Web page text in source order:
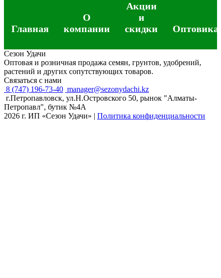
Главная
О
компании
Акции
и
скидки
Сезон Удачи
Оптовая и розничная продажа семян, грунтов, удобрений,
растений и других сопутствующих товаров.
Связаться с нами
8 (747) 196-73-40 manager@sezonydachi.kz
г.Петропавловск, ул.Н.Островского 50, рынок "Алматы-
Петропавл", бутик №4A
2026 г. ИП «Сезон Удачи» | Политика конфиденциальности